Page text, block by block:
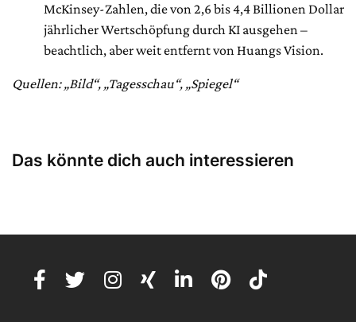
McKinsey-Zahlen, die von 2,6 bis 4,4 Billionen Dollar
jährlicher Wertschöpfung durch KI ausgehen –
beachtlich, aber weit entfernt von Huangs Vision.
Quellen: „Bild“, „Tagesschau“, „Spiegel“
Das könnte dich auch interessieren